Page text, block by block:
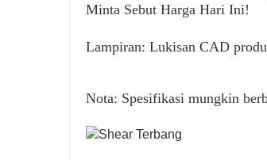
Minta Sebut Harga Hari Ini!
Lampiran: Lukisan CAD
Nota: Spesifikasi mungkin